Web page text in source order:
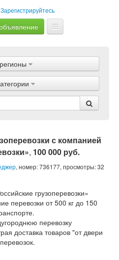
Зарегистрируйтесь
с компанией
, 100 000 руб.
, номер: 736177, просмотры: 32
грузоперевозки»
перевозки от 500 кг до 150
перевозку
доставка товаров "от двери